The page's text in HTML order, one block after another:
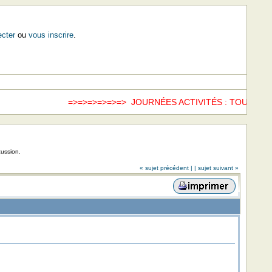
ou vous inscrire.
=>=>=>=>=>=> JOURNÉES ACTIVITÉS : TOUS
« sujet précédent | | sujet suivant »